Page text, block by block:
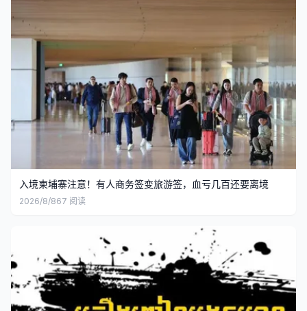
入境柬埔寨注意！有人商务签变旅游签，血亏几百还要离境
2026/8/867 阅读